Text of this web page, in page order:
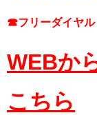
☎フリーダイヤル
WEBか
こちら